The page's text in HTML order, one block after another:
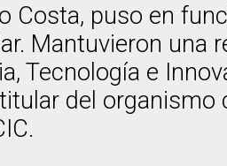
Costa, puso en
Mantuvieron una
Tecnología e
del